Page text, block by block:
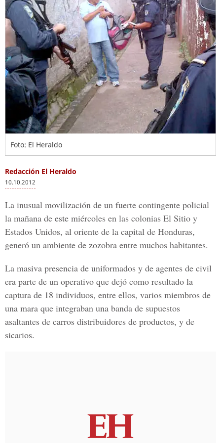
Foto: El Heraldo
Redacción El Heraldo
10.10.2012
La inusual movilización de un fuerte contingente policial
la mañana de este miércoles en las colonias El Sitio y
Estados Unidos, al oriente de la capital de Honduras,
generó un ambiente de zozobra entre muchos habitantes.
La masiva presencia de uniformados y de agentes de civil
era parte de un operativo que dejó como resultado la
captura de 18 individuos, entre ellos, varios miembros de
una mara que integraban una banda de supuestos
asaltantes de carros distribuidores de productos, y de
sicarios.